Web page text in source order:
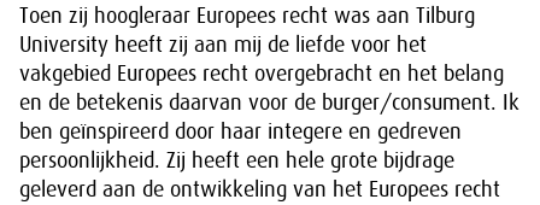
Toen zij hoogleraar Europees recht was aan Tilburg
University heeft zij aan mij de liefde voor het
vakgebied Europees recht overgebracht en het belang
en de betekenis daarvan voor de burger/consument. Ik
ben geïnspireerd door haar integere en gedreven
persoonlijkheid. Zij heeft een hele grote bijdrage
geleverd aan de ontwikkeling van het Europees recht